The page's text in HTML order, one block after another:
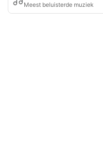
Meest beluisterde muziek